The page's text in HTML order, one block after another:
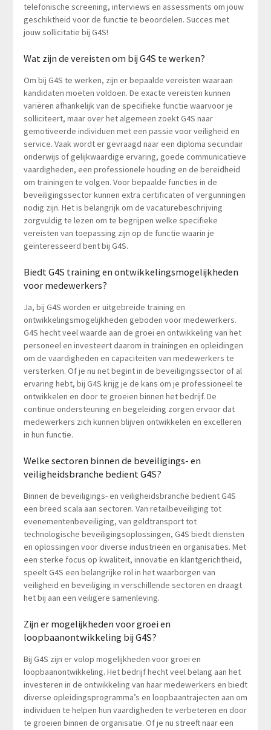
telefonische screening, interviews en assessments om jouw
geschiktheid voor de functie te beoordelen. Succes met
jouw sollicitatie bij G4S!
Wat zijn de vereisten om bij G4S te werken?
Om bij G4S te werken, zijn er bepaalde vereisten waaraan
kandidaten moeten voldoen. De exacte vereisten kunnen
variëren afhankelijk van de specifieke functie waarvoor je
solliciteert, maar over het algemeen zoekt G4S naar
gemotiveerde individuen met een passie voor veiligheid en
service. Vaak wordt er gevraagd naar een diploma secundair
onderwijs of gelijkwaardige ervaring, goede communicatieve
vaardigheden, een professionele houding en de bereidheid
om trainingen te volgen. Voor bepaalde functies in de
beveiligingssector kunnen extra certificaten of vergunningen
nodig zijn. Het is belangrijk om de vacaturebeschrijving
zorgvuldig te lezen om te begrijpen welke specifieke
vereisten van toepassing zijn op de functie waarin je
geïnteresseerd bent bij G4S.
Biedt G4S training en ontwikkelingsmogelijkheden
voor medewerkers?
Ja, bij G4S worden er uitgebreide training en
ontwikkelingsmogelijkheden geboden voor medewerkers.
G4S hecht veel waarde aan de groei en ontwikkeling van het
personeel en investeert daarom in trainingen en opleidingen
om de vaardigheden en capaciteiten van medewerkers te
versterken. Of je nu net begint in de beveiligingssector of al
ervaring hebt, bij G4S krijg je de kans om je professioneel te
ontwikkelen en door te groeien binnen het bedrijf. De
continue ondersteuning en begeleiding zorgen ervoor dat
medewerkers zich kunnen blijven ontwikkelen en excelleren
in hun functie.
Welke sectoren binnen de beveiligings- en
veiligheidsbranche bedient G4S?
Binnen de beveiligings- en veiligheidsbranche bedient G4S
een breed scala aan sectoren. Van retailbeveiliging tot
evenementenbeveiliging, van geldtransport tot
technologische beveiligingsoplossingen, G4S biedt diensten
en oplossingen voor diverse industrieën en organisaties. Met
een sterke focus op kwaliteit, innovatie en klantgerichtheid,
speelt G4S een belangrijke rol in het waarborgen van
veiligheid en beveiliging in verschillende sectoren en draagt
het bij aan een veiligere samenleving.
Zijn er mogelijkheden voor groei en
loopbaanontwikkeling bij G4S?
Bij G4S zijn er volop mogelijkheden voor groei en
loopbaanontwikkeling. Het bedrijf hecht veel belang aan het
investeren in de ontwikkeling van haar medewerkers en biedt
diverse opleidingsprogramma’s en loopbaantrajecten aan om
individuen te helpen hun vaardigheden te verbeteren en door
te groeien binnen de organisatie. Of je nu streeft naar een